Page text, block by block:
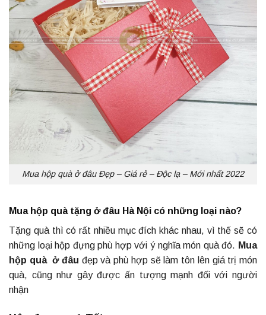
Mua hộp quà ở đâu Đẹp – Giá rẻ – Độc lạ – Mới nhất 2022
Mua hộp quà tặng ở đâu Hà Nội có những loại nào?
Tặng quà thì có rất nhiều mục đích khác nhau, vì thế sẽ có
những loại hộp đựng phù hợp với ý nghĩa món quà đó. Mua
hộp quà ở đâu đẹp và phù hợp sẽ làm tôn lên giá trị món
quà, cũng như gây được ấn tượng mạnh đối với người
nhận